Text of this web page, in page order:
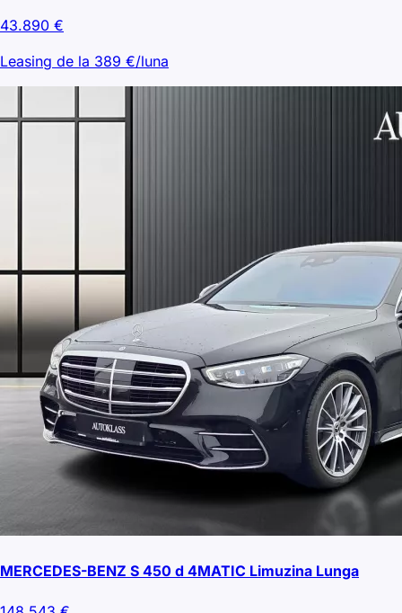
43.890 €
Leasing de la 389 €/luna
MERCEDES-BENZ S 450 d 4MATIC Limuzina Lunga